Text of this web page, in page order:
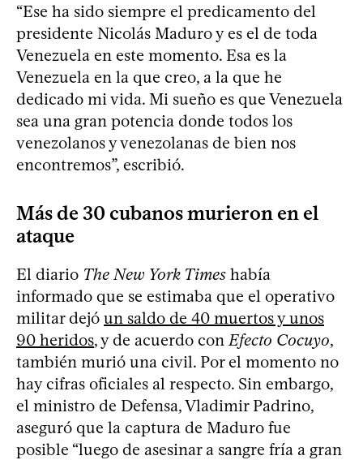
“Ese ha sido siempre el predicamento del
presidente Nicolás Maduro y es el de toda
Venezuela en este momento. Esa es la
Venezuela en la que creo, a la que he
dedicado mi vida. Mi sueño es que Venezuela
sea una gran potencia donde todos los
venezolanos y venezolanas de bien nos
encontremos”, escribió.
Más de 30 cubanos murieron en el
ataque
El diario The New York Times había
informado que se estimaba que el operativo
militar dejó un saldo de 40 muertos y unos
90 heridos, y de acuerdo conEfecto Cocuyo,
también murió una civil. Por el momento no
hay cifras oficiales al respecto. Sin embargo,
el ministro de Defensa, Vladimir Padrino,
aseguró que la captura de Maduro fue
posible “luego de asesinar a sangre fría a gran